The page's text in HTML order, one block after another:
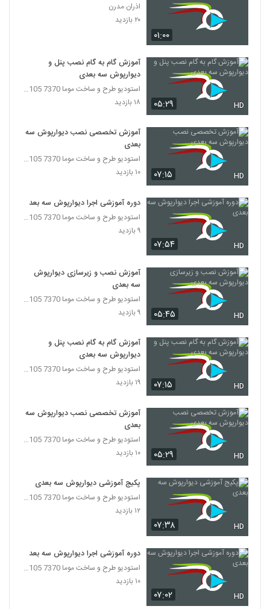
۰۱:۰۰
اذران مدرن
۲۰ بازدید
۰۵:۲۹ HD
آموزش گام به گام نصب پنل و
دیوارپوش سه بعدی
استودیو طرح و ساخت موما 7370 7105-021
۱۸ بازدید
۰۷:۱۵ HD
آموزش تخصصی نصب دیوارپوش سه
بعدی
استودیو طرح و ساخت موما 7370 7105-021
۱۰ بازدید
۰۷:۵۴ HD
دوره آموزشی اجرا دیوارپوش سه بعدی
استودیو طرح و ساخت موما 7370 7105-021
۹ بازدید
۰۵:۴۵ HD
آموزش نصب و زیرسازی دیوارپوش
سه بعدی
استودیو طرح و ساخت موما 7370 7105-021
۹ بازدید
۰۷:۱۵ HD
آموزش گام به گام نصب پنل و
دیوارپوش سه بعدی
استودیو طرح و ساخت موما 7370 7105-021
۱۹ بازدید
۰۵:۲۹ HD
آموزش تخصصی نصب دیوارپوش سه
بعدی
استودیو طرح و ساخت موما 7370 7105-021
۱۰ بازدید
۰۷:۳۸ HD
پکیج آموزشی دیوارپوش سه بعدی
استودیو طرح و ساخت موما 7370 7105-021
۱۲ بازدید
۰۷:۰۲ HD
دوره آموزشی اجرا دیوارپوش سه بعدی
استودیو طرح و ساخت موما 7370 7105-021
۱۰ بازدید